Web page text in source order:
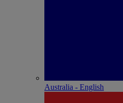
Australia - English